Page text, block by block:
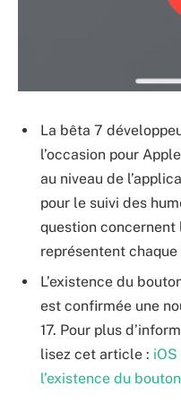
La bêta 7
l’occasion pour
au niveau de
pour le suivi des
question concernent
représentent chaque
L’existence du
est confirmée une
17. Pour plus
lisez cet article :
l’existence du